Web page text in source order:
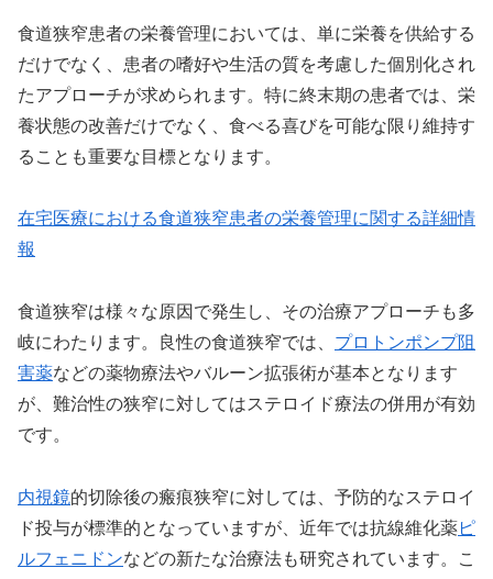
食道狭窄患者の栄養管理においては、単に栄養を供給する
だけでなく、患者の嗜好や生活の質を考慮した個別化され
たアプローチが求められます。特に終末期の患者では、栄
養状態の改善だけでなく、食べる喜びを可能な限り維持す
ることも重要な目標となります。
在宅医療における食道狭窄患者の栄養管理に関する詳細情
報
食道狭窄は様々な原因で発生し、その治療アプローチも多
岐にわたります。良性の食道狭窄では、 プロトンポンプ阻
害薬などの薬物療法やバルーン拡張術が基本となります
が、難治性の狭窄に対してはステロイド療法の併用が有効
です。
内視鏡的切除後の瘢痕狭窄に対しては、予防的なステロイ
ド投与が標準的となっていますが、近年では抗線維化薬ピ
ルフェニドンなどの新たな治療法も研究されています。こ